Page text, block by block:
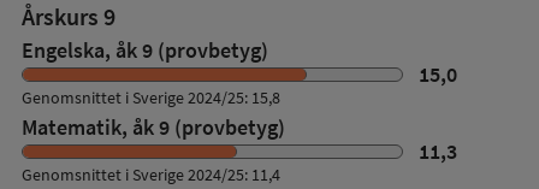
Årskurs 9
Engelska, åk 9 (provbetyg)
15,0
Genomsnittet i Sverige 2024/25: 15,8
Matematik, åk 9 (provbetyg)
11,3
Genomsnittet i Sverige 2024/25: 11,4